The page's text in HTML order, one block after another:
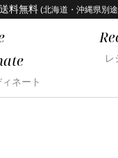
料無料 (北海道・沖縄県別
ネート
レ